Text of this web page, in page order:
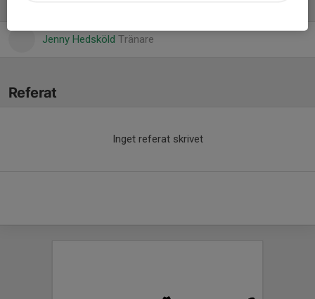
Jenny Hedsköld Tränare
Referat
Inget referat skrivet